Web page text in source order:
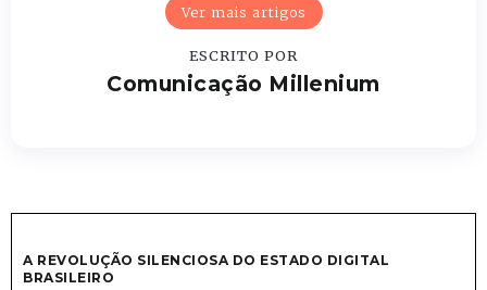
Ver mais artigos
ESCRITO POR
Comunicação Millenium
A REVOLUÇÃO SILENCIOSA DO ESTADO DIGITAL
BRASILEIRO